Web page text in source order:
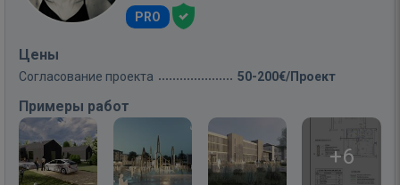
PRO
Цены
Согласование проекта 50-200€/Проект
Примеры работ
+6